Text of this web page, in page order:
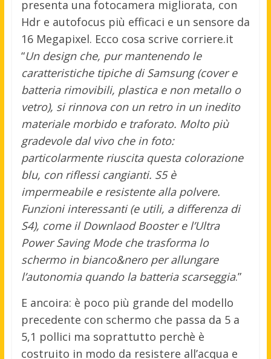
presenta una fotocamera migliorata, con
Hdr e autofocus più efficaci e un sensore da
16 Megapixel. Ecco cosa scrive corriere.it
“Un design che, pur mantenendo le
caratteristiche tipiche di Samsung (cover e
batteria rimovibili, plastica e non metallo o
vetro), si rinnova con un retro in un inedito
materiale morbido e traforato. Molto più
gradevole dal vivo che in foto:
particolarmente riuscita questa colorazione
blu, con riflessi cangianti. S5 è
impermeabile e resistente alla polvere.
Funzioni interessanti (e utili, a differenza di
S4), come il Downlaod Booster e l’Ultra
Power Saving Mode che trasforma lo
schermo in bianco&nero per allungare
l’autonomia quando la batteria scarseggia.”
E ancoira: è poco più grande del modello
precedente con schermo che passa da 5 a
5,1 pollici ma soprattutto perchè è
costruito in modo da resistere all’acqua e